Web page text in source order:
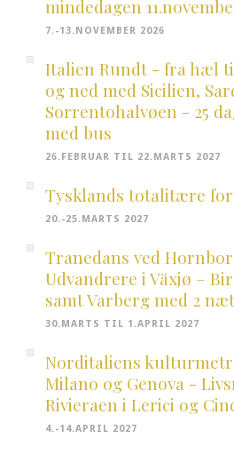
mindedagen
7.-13.NOVEMBER 2026
Italien Rundt - fra hæl
og ned med Sicilien,
Sorrentohalvøen - 25
med bus
26.FEBRUAR TIL 22.MARTS 2027
Tysklands totalitære
20.-25.MARTS 2027
Tranedans ved
Udvandrere i Växjø –
samt Varberg med 2
30.MARTS TIL 1.APRIL 2027
Norditaliens
Milano og Genova -
Rivieraen i Lerici og
4.-14.APRIL 2027